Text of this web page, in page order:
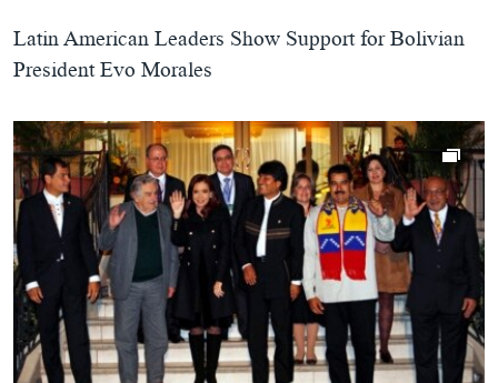
Latin American Leaders Show Support for Bolivian
President Evo Morales